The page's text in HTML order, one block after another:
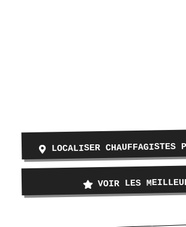
LOCALISER CHAUFFAGISTES
VOIR LES